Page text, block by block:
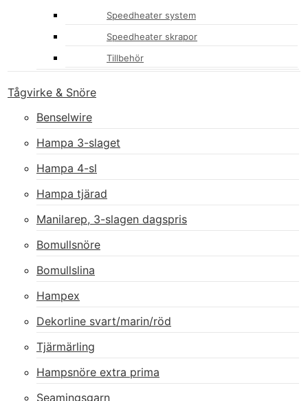
Speedheater system
Speedheater skrapor
Tillbehör
Tågvirke & Snöre
Benselwire
Hampa 3-slaget
Hampa 4-sl
Hampa tjärad
Manilarep, 3-slagen dagspris
Bomullsnöre
Bomullslina
Hampex
Dekorline svart/marin/röd
Tjärmärling
Hampsnöre extra prima
Seamingsgarn